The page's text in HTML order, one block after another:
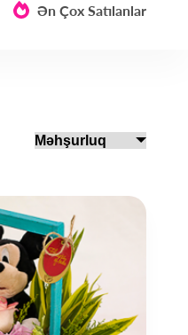
Ən Çox Satılanlar